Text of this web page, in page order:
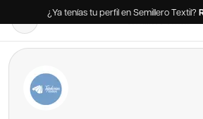
¿Ya tenías tu perfil en Semillero Textil?